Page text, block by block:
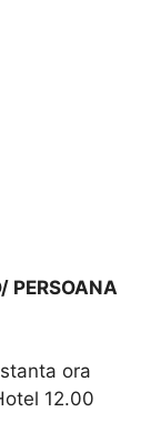
PERSOANA
ora
12.00